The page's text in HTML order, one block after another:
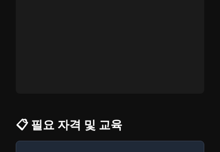
📋 필요 자격 및 교육